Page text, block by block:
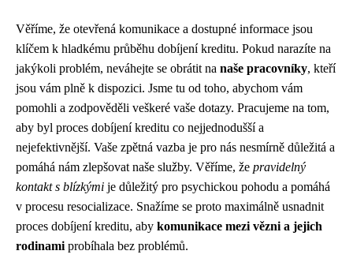
Věříme, že otevřená komunikace a dostupné informace jsou
klíčem k hladkému průběhu dobíjení kreditu. Pokud narazíte na
jakýkoli problém, neváhejte se obrátit na naše pracovníky, kteří
jsou vám plně k dispozici. Jsme tu od toho, abychom vám
pomohli a zodpověděli veškeré vaše dotazy. Pracujeme na tom,
aby byl proces dobíjení kreditu co nejjednodušší a
nejefektivnější. Vaše zpětná vazba je pro nás nesmírně důležitá a
pomáhá nám zlepšovat naše služby. Věříme, že pravidelný
kontakt s blízkými je důležitý pro psychickou pohodu a pomáhá
v procesu resocializace. Snažíme se proto maximálně usnadnit
proces dobíjení kreditu, aby komunikace mezi vězni a jejich
rodinami probíhala bez problémů.